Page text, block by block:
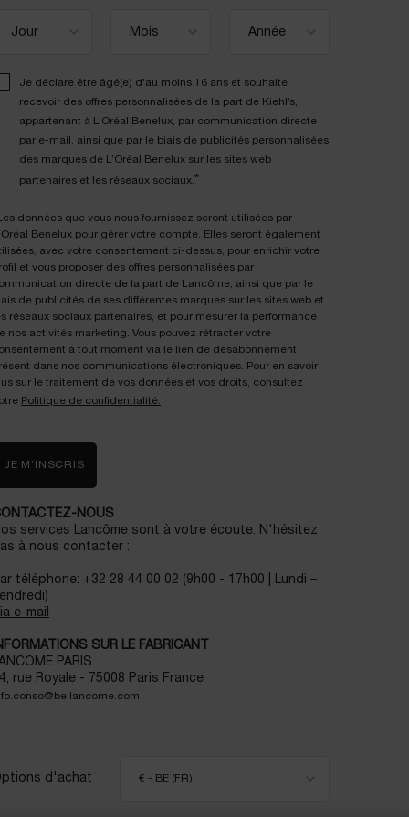
Je déclare être âgé(e) d'au moins 16 ans et souhaite
recevoir des offres personnalisées de la part de Kiehl’s,
appartenant à L’Oréal Benelux, par communication directe
par e-mail, ainsi que par le biais de publicités personnalisées
des marques de L’Oréal Benelux sur les sites web
partenaires et les réseaux sociaux. *
données que vous nous fournissez seront utilisées par
Benelux pour gérer votre compte. Elles seront également
avec votre consentement ci-dessus, pour enrichir votre
et vous proposer des offres personnalisées par
directe de la part de Lancôme, ainsi que par le
de publicités de ses différentes marques sur les sites web et
réseaux sociaux partenaires, et pour mesurer la performance
nos activités marketing. Vous pouvez rétracter votre
à tout moment via le lien de désabonnement
dans nos communications électroniques. Pour en savoir
sur le traitement de vos données et vos droits, consultez
Politique de confidentialité.
JE M’INSCRIS
NOUS
services Lancôme sont à votre écoute. N'hésitez
à nous contacter :
téléphone: +32 28 44 00 02 (9h00 - 17h00 | Lundi –
e-mail
SUR LE FABRICANT
PARIS
rue Royale - 75008 Paris France
d'achat € - BE (FR)